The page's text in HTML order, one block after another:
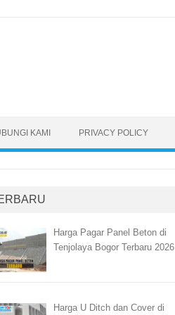
KAMI PRIVACY POLICY
Harga Pagar Panel Beton di
Tenjolaya Bogor Terbaru 2026
Harga U Ditch dan Cover di